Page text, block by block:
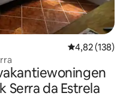
Gemiddelde
4,82 (138)
Serra da Estrela